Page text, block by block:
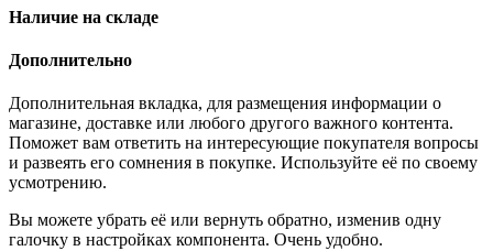
Наличие на складе
Дополнительно
Дополнительная вкладка, для размещения информации о
магазине, доставке или любого другого важного контента.
Поможет вам ответить на интересующие покупателя вопросы
и развеять его сомнения в покупке. Используйте её по своему
усмотрению.
Вы можете убрать её или вернуть обратно, изменив одну
галочку в настройках компонента. Очень удобно.